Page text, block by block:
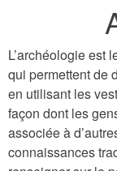
L’archéologie est
qui permettent de
en utilisant les
façon dont les
associée à
connaissances